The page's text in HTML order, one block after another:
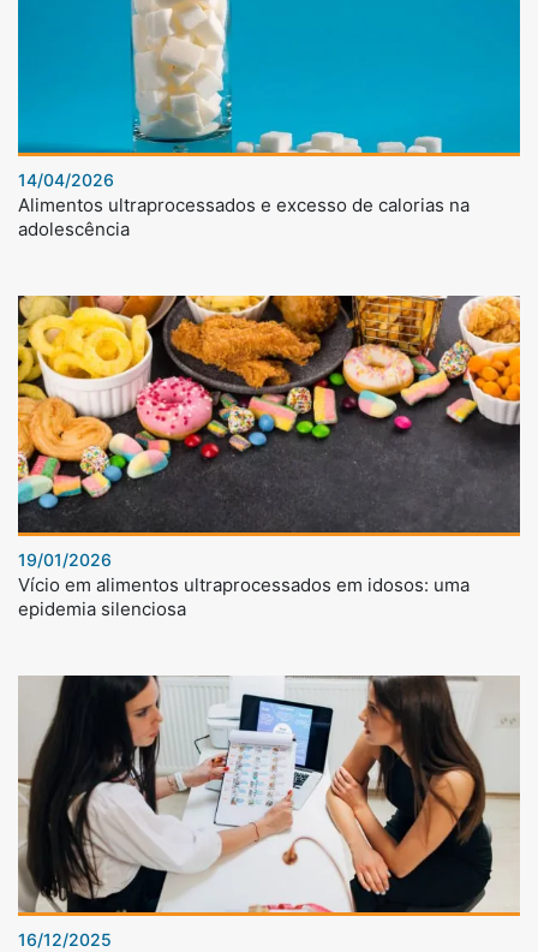
14/04/2026
Alimentos ultraprocessados e excesso de calorias na
adolescência
19/01/2026
Vício em alimentos ultraprocessados em idosos: uma
epidemia silenciosa
16/12/2025